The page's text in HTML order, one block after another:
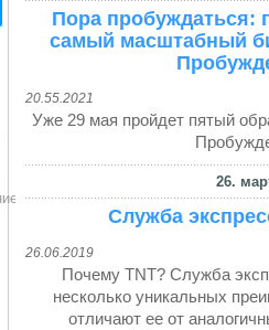
Пора пробуждаться:
самый масштабный
20.55.2021
Уже 29 мая пройдет пятый
26.
Служба
26.06.2019
Почему TNT? Служба
несколько уникальных
отличают ее от